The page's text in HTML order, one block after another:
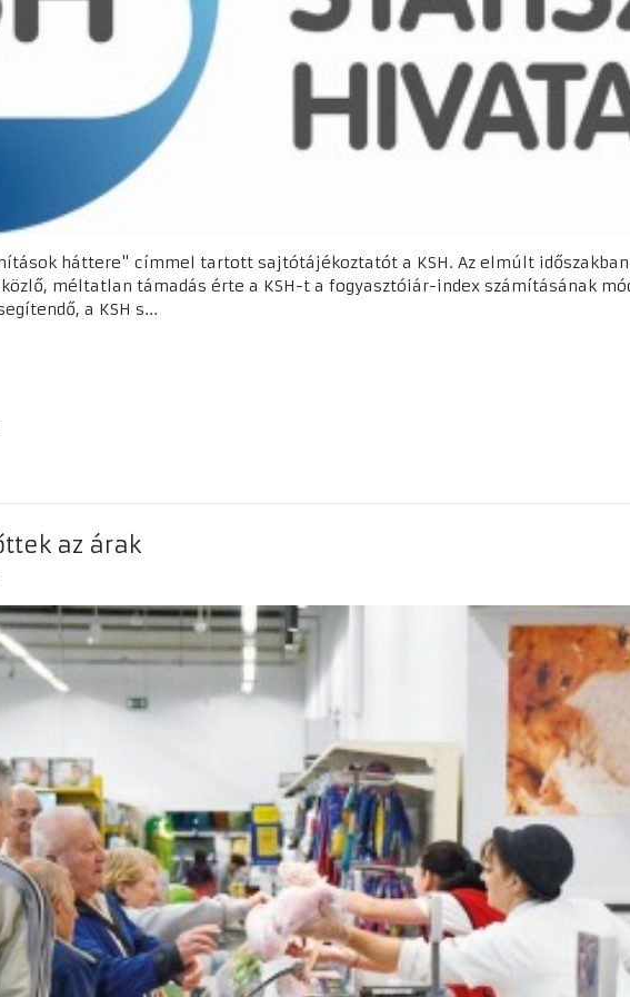
háttere" címmel tartott sajtótájékoztatót a KSH. Az elmúlt
méltatlan támadás érte a KSH-t a fogyasztóiár-index számításának
a KSH s...
az árak